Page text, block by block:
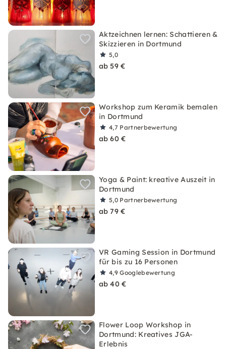
Aktzeichnen lernen: Schattieren &
Skizzieren in Dortmund
5,0
ab 59 €
Workshop zum Keramik bemalen
in Dortmund
4,7 Partnerbewertung
ab 60 €
Yoga & Paint: kreative Auszeit in
Dortmund
5,0 Partnerbewertung
ab 79 €
VR Gaming Session in Dortmund
für bis zu 16 Personen
4,9Googlebewertung
ab 40 €
Flower Loop Workshop in
Dortmund: Kreatives JGA-
Erlebnis